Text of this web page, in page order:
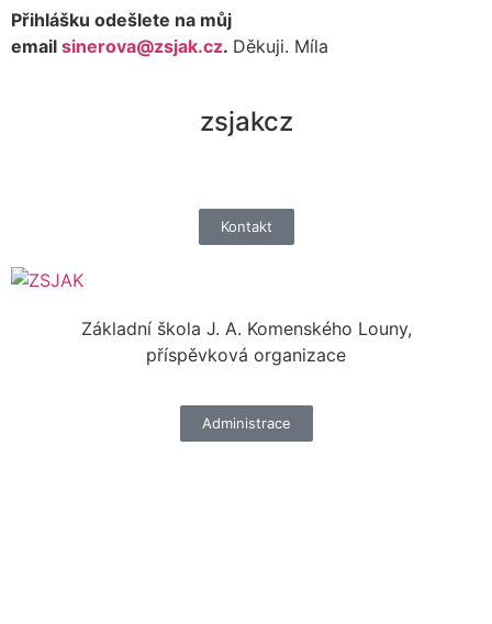
Přihlášku odešlete na můj
email sinerova@zsjak.cz. Děkuji. Míla
zsjakcz
Kontakt
Základní škola J. A. Komenského Louny,
příspěvková organizace
Administrace